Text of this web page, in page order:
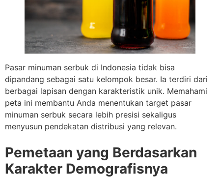
Pasar minuman serbuk di Indonesia tidak bisa
dipandang sebagai satu kelompok besar. Ia terdiri dari
berbagai lapisan dengan karakteristik unik. Memahami
peta ini membantu Anda menentukan target pasar
minuman serbuk secara lebih presisi sekaligus
menyusun pendekatan distribusi yang relevan.
Pemetaan yang Berdasarkan
Karakter Demografisnya